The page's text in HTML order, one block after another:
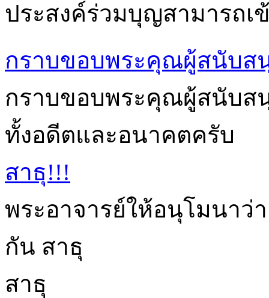
ประสงค์ร่วมบุญสามารถเ
กราบขอบพระคุณผู้สนับส
กราบขอบพระคุณผู้สนับส
ทั้งอดีตและอนาคตครับ
สาธุ!!!
พระอาจารย์ให้อนุโมนาว่
กัน สาธุ
สาธุ